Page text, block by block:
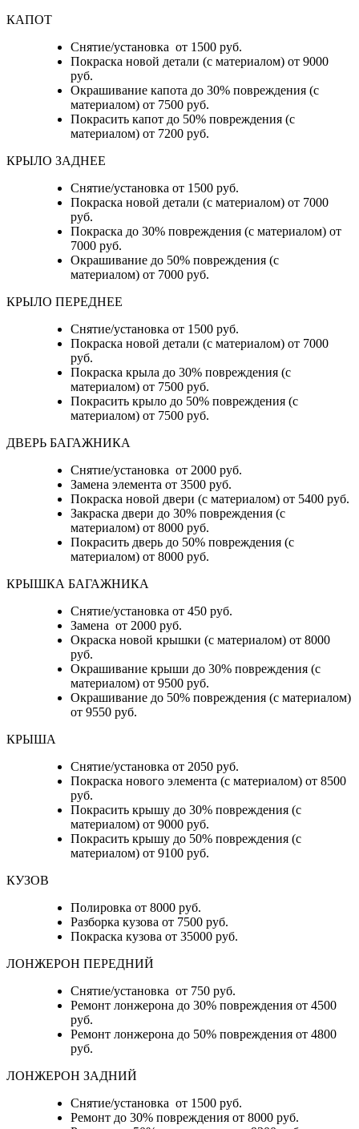
КАПОТ
Снятие/установка от 1500 руб.
Покраска новой детали (с материалом) от 9000
руб.
Окрашивание капота до 30% повреждения (с
материалом) от 7500 руб.
Покрасить капот до 50% повреждения (с
материалом) от 7200 руб.
КРЫЛО ЗАДНЕЕ
Снятие/установка от 1500 руб.
Покраска новой детали (с материалом) от 7000
руб.
Покраска до 30% повреждения (с материалом) от
7000 руб.
Окрашивание до 50% повреждения (с
материалом) от 7000 руб.
КРЫЛО ПЕРЕДНЕЕ
Снятие/установка от 1500 руб.
Покраска новой детали (с материалом) от 7000
руб.
Покраска крыла до 30% повреждения (с
материалом) от 7500 руб.
Покрасить крыло до 50% повреждения (с
материалом) от 7500 руб.
ДВЕРЬ БАГАЖНИКА
Снятие/установка от 2000 руб.
Замена элемента от 3500 руб.
Покраска новой двери (с материалом) от 5400 руб.
Закраска двери до 30% повреждения (с
материалом) от 8000 руб.
Покрасить дверь до 50% повреждения (с
материалом) от 8000 руб.
КРЫШКА БАГАЖНИКА
Снятие/установка от 450 руб.
Замена от 2000 руб.
Окраска новой крышки (с материалом) от 8000
руб.
Окрашивание крыши до 30% повреждения (с
материалом) от 9500 руб.
Окрашивание до 50% повреждения (с материалом)
от 9550 руб.
КРЫША
Снятие/установка от 2050 руб.
Покраска нового элемента (с материалом) от 8500
руб.
Покрасить крышу до 30% повреждения (с
материалом) от 9000 руб.
Покрасить крышу до 50% повреждения (с
материалом) от 9100 руб.
КУЗОВ
Полировка от 8000 руб.
Разборка кузова от 7500 руб.
Покраска кузова от 35000 руб.
ЛОНЖЕРОН ПЕРЕДНИЙ
Снятие/установка от 750 руб.
Ремонт лонжерона до 30% повреждения от 4500
руб.
Ремонт лонжерона до 50% повреждения от 4800
руб.
ЛОНЖЕРОН ЗАДНИЙ
Снятие/установка от 1500 руб.
Ремонт до 30% повреждения от 8000 руб.